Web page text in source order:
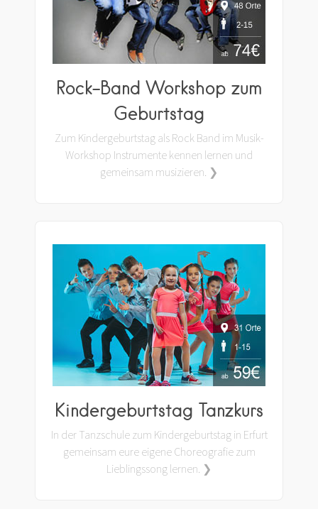
Rock-Band Workshop zum
Geburtstag
Zum Kindergeburtstag als Rock Band im Musik-
Workshop Instrumente kennen lernen und
gemeinsam musizieren. ❯
Kindergeburtstag Tanzkurs
In der Tanzschule zum Kindergeburtstag in Erfurt
gemeinsam eure eigene Choreografie zum
Lieblingssong lernen. ❯